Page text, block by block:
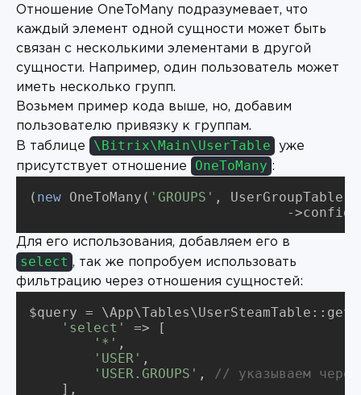
Отношение OneToMany подразумевает, что
каждый элемент одной сущности может быть
связан с несколькими элементами в другой
сущности. Например, один пользователь может
иметь несколько групп.
Возьмем пример кода выше, но, добавим
пользователю привязку к группам.
В таблице
\Bitrix\Main\UserTable
уже
присутствует отношение
OneToMany :
( new OneToMany( 'GROUPS' ,
-
Для его использования, добавляем его в
select , так же попробуем использовать
фильтрацию через отношения сущностей:
'select'
'*'
'USER'
'USER.GROUPS' ,
// указываем